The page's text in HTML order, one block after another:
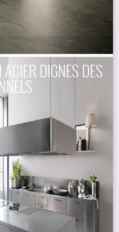
ACIER DIGNES DES